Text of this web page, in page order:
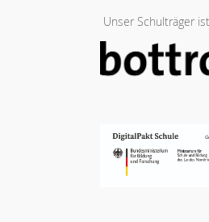
Unser Schulträger